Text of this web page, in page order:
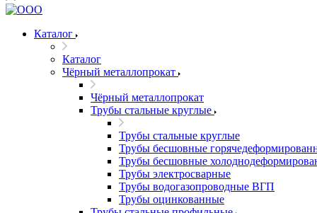
Каталог
Каталог
Чёрный металлопрокат
Чёрный металлопрокат
Трубы стальные круглые
Трубы стальные круглые
Трубы бесшовные
Трубы бесшовные
Трубы электросварные
Трубы водогазопроводные ВГП
Трубы оцинкованные